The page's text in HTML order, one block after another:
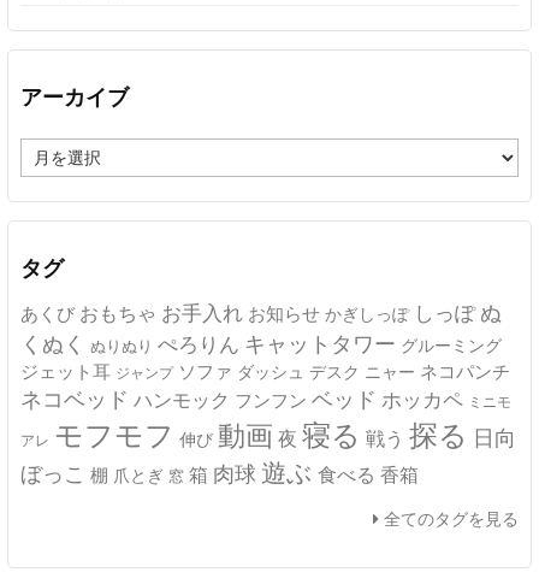
アーカイブ
ー
カ
イ
タグ
あくび おもちゃ お手入れ お知らせ かぎしっぽ しっぽ ぬ
くぬく ぬりぬり ぺろりん キャットタワー グルーミング
ジェット耳 ジャンプ ソファ ダッシュ デスク ニャー ネコパンチ
ネコベッド ハンモック フンフン ベッド ホッカペ ミニモ
アレ モフモフ 伸び 動画 夜 寝る 戦う 探る 日向
ぼっこ 棚 爪とぎ 窓 箱 肉球 遊ぶ 食べる 香箱
全てのタグを見る